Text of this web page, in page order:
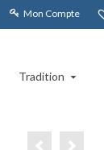
Mon Compte
Tradition